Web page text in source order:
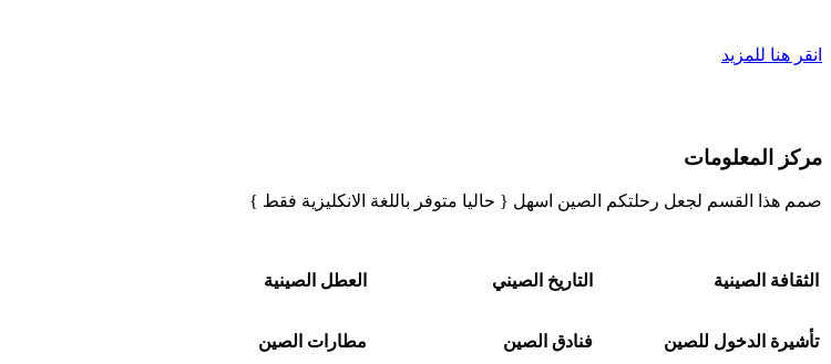
انقر هنا للمزيد
مركز المعلومات
صمم هذا القسم لجعل رحلتكم الصين اسهل { حاليا متوفر باللغة الانكليزية فقط }
الثقافة الصينية التاريخ الصيني العطل الصينية
تأشيرة الدخول للصين فنادق الصين مطارات الصين